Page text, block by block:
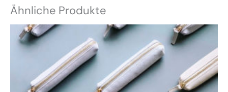
Ähnliche Produkte